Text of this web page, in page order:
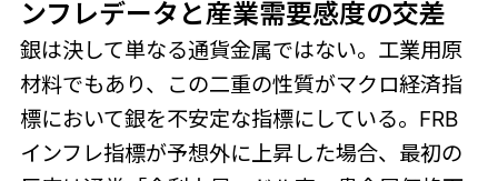
ンフレデータと産業需要感度の交差
銀は決して単なる通貨金属ではない。工業用原
材料でもあり、この二重の性質がマクロ経済指
標において銀を不安定な指標にしている。FRB
インフレ指標が予想外に上昇した場合、最初の